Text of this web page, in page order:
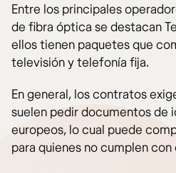
Entre los principales
de fibra óptica se destacan
ellos tienen paquetes que
televisión y telefonía fija.
En general, los contratos
suelen pedir documentos de
europeos, lo cual puede
para quienes no cumplen